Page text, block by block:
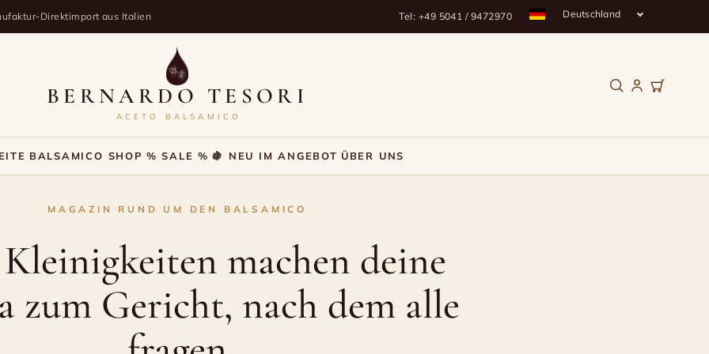
Direktimport aus Italien Tel: +49 5041 / 9472970 Deutschland
BERNARDO TESORI
ACETO BALSAMICO
BALSAMICO SHOP % SALE % 🍇 NEU IM ANGEBOT ÜBER UNS
MAGAZIN RUND UM DEN BALSAMICO
machen deine
zum Gericht, nach dem alle